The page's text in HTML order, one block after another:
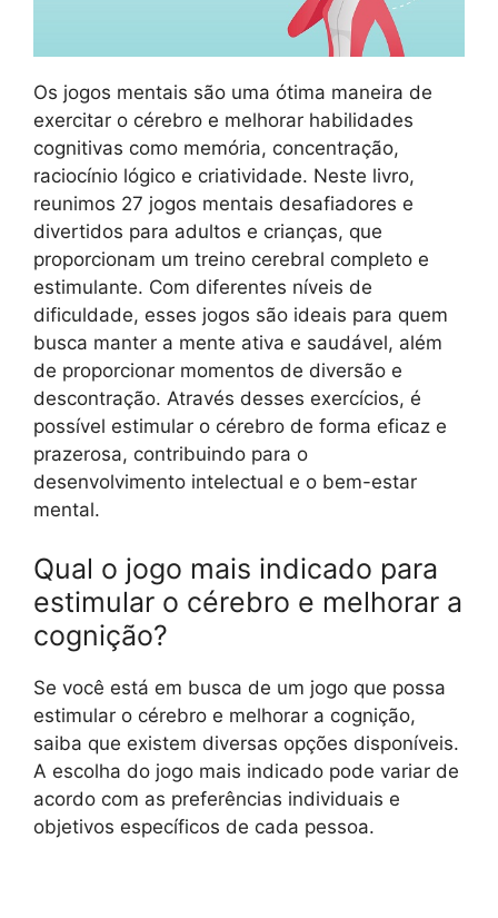
Os jogos mentais são uma ótima maneira de
exercitar o cérebro e melhorar habilidades
cognitivas como memória, concentração,
raciocínio lógico e criatividade. Neste livro,
reunimos 27 jogos mentais desafiadores e
divertidos para adultos e crianças, que
proporcionam um treino cerebral completo e
estimulante. Com diferentes níveis de
dificuldade, esses jogos são ideais para quem
busca manter a mente ativa e saudável, além
de proporcionar momentos de diversão e
descontração. Através desses exercícios, é
possível estimular o cérebro de forma eficaz e
prazerosa, contribuindo para o
desenvolvimento intelectual e o bem-estar
mental.
Qual o jogo mais indicado para
estimular o cérebro e melhorar a
cognição?
Se você está em busca de um jogo que possa
estimular o cérebro e melhorar a cognição,
saiba que existem diversas opções disponíveis.
A escolha do jogo mais indicado pode variar de
acordo com as preferências individuais e
objetivos específicos de cada pessoa.